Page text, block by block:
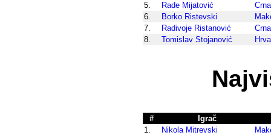
5.
Rade Mijatović
6.
Borko Ristevski
7.
Radivoje Ristanović
8.
Tomislav Stojanović
#
Igrač
1.
Nikola Mitrevski